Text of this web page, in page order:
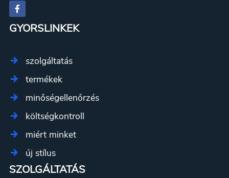
GYORSLINKEK
szolgáltatás
termékek
minőségellenőrzés
költségkontroll
miért minket
új stílus
SZOLGÁLTATÁS